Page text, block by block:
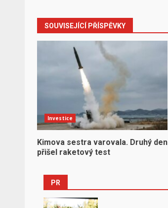
SOUVISEJÍCÍ PŘÍSPĚVKY
Investice
Kimova sestra varovala. Druhý den
přišel raketový test
PR